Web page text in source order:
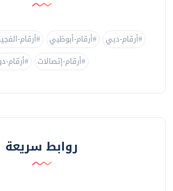
#أرقام-دبي #أرقام-أبوظبي #أرقام-
#أرقام-إتصالات
#أرقام-
روابط سريعة